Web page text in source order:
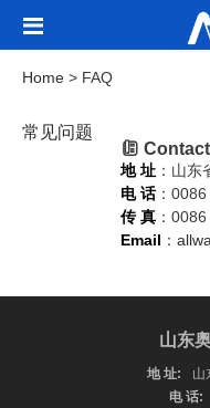
Home > FAQ
常见问题
地 址 ：山
电 话：
传 真 ：
Email ：
山东
地 址:
山
电 话: